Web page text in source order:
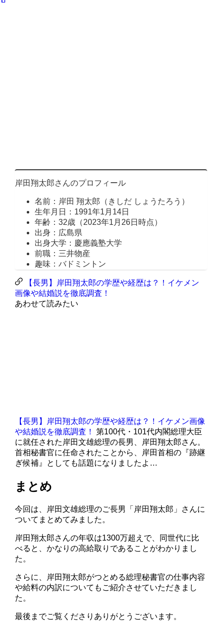
岸田翔太郎さんのプロフィール
名前：岸田 翔太郎（きしだ しょうたろう）
生年月日：1991年1月14日
年齢：32歳（2023年1月26日時点）
出身：広島県
出身大学：慶應義塾大学
前職：三井物産
趣味：バドミントン
【長男】岸田翔太郎の学歴や経歴は？！イケメン
画像や結婚説を徹底調査！
あわせて読みたい
【長男】岸田翔太郎の学歴や経歴は？！イケメン画像
や結婚説を徹底調査！
第100代・101代内閣総理大臣
に就任された岸田文雄総理の長男、岸田翔太郎さん。
首相秘書官に任命されたことから、岸田首相の『跡継
ぎ候補』としても話題になりましたよ…
まとめ
今回は、岸田文雄総理のご長男「岸田翔太郎」さんに
ついてまとめてみました。
岸田翔太郎さんの年収は1300万超えで、同世代に比
べると、かなりの高給取りであることがわかりまし
た。
さらに、岸田翔太郎がつとめる総理秘書官の仕事内容
や給料の内訳についてもご紹介させていただきまし
た。
最後までご覧くださりありがとうございます。